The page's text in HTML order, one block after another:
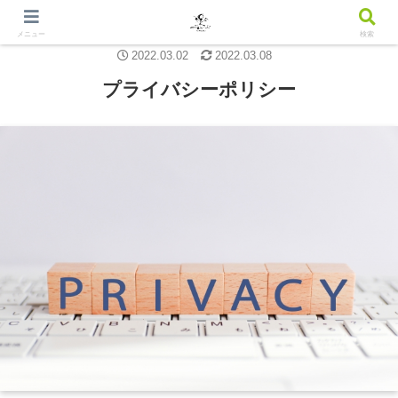
プライバシーポリシー
2022.03.02 2022.03.08
メニュー 検索